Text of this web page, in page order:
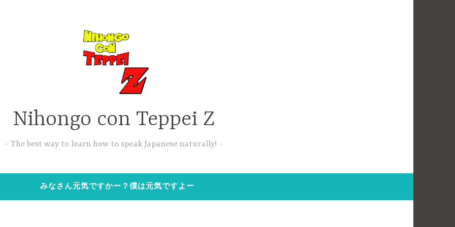
Nihongo con Teppei Z
The best way to learn how to speak Japanese naturally!
みなさん元気ですかー？僕は元気ですよー